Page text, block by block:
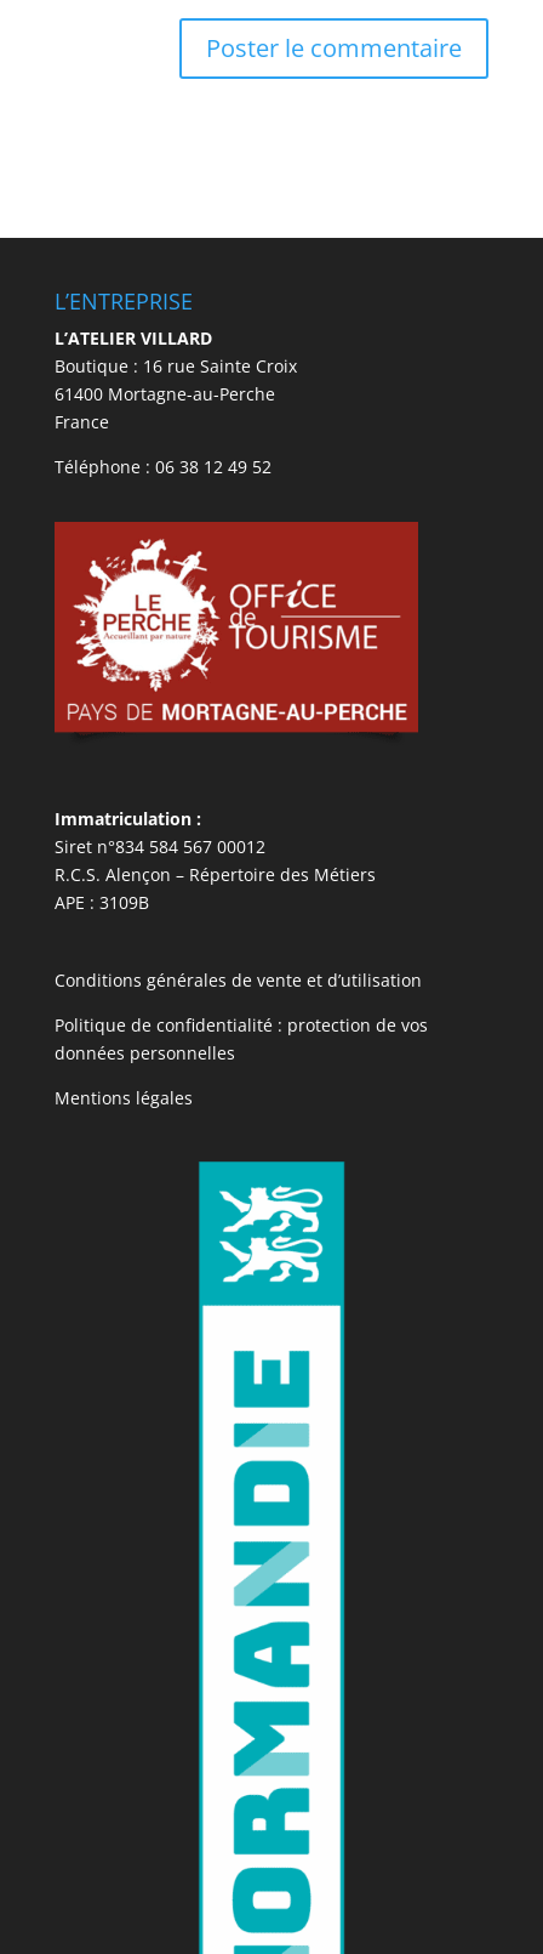
L’ENTREPRISE
L’ATELIER VILLARD
Boutique : 16 rue Sainte Croix
61400 Mortagne-au-Perche
France
Téléphone : 06 38 12 49 52
Immatriculation :
Siret n°834 584 567 00012
R.C.S. Alençon – Répertoire des Métiers
APE : 3109B
Conditions générales de vente et d’utilisation
Politique de confidentialité : protection de vos
données personnelles
Mentions légales